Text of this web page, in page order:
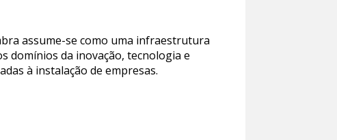
assume-se como uma infraestrutura
domínios da inovação, tecnologia e
à instalação de empresas.